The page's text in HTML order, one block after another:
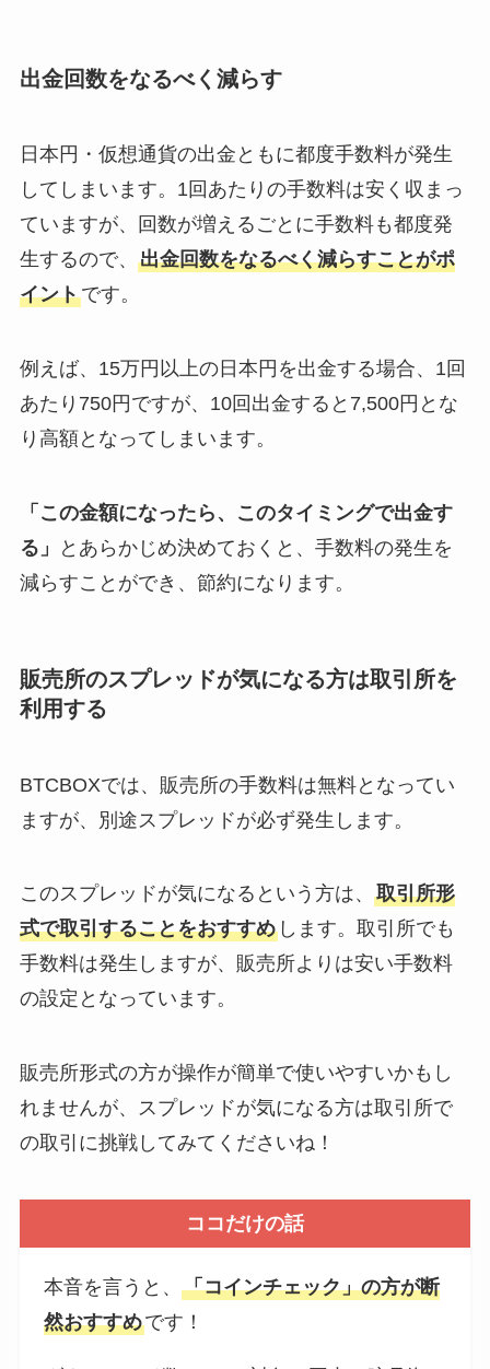
出金回数をなるべく減らす
日本円・仮想通貨の出金ともに都度手数料が発生
してしまいます。1回あたりの手数料は安く収まっ
ていますが、回数が増えるごとに手数料も都度発
生するので、 出金回数をなるべく減らすことがポ
イントです。
例えば、15万円以上の日本円を出金する場合、1回
あたり750円ですが、10回出金すると7,500円とな
り高額となってしまいます。
「この金額になったら、このタイミングで出金す
る」
とあらかじめ決めておくと、手数料の発生を
減らすことができ、節約になります。
販売所のスプレッドが気になる方は取引所を
利用する
BTCBOXでは、販売所の手数料は無料となってい
ますが、別途スプレッドが必ず発生します。
このスプレッドが気になるという方は、 取引所形
式で取引することをおすすめします。取引所でも
手数料は発生しますが、販売所よりは安い手数料
の設定となっています。
販売所形式の方が操作が簡単で使いやすいかもし
れませんが、スプレッドが気になる方は取引所で
の取引に挑戦してみてくださいね！
ココだけの話
本音を言うと、「コインチェック」の方が断
然おすすめです！